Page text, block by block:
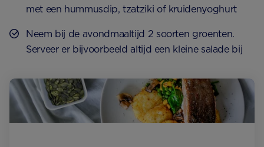
met een hummusdip, tzatziki of kruidenyoghurt
Neem bij de avondmaaltijd 2 soorten groenten.
Serveer er bijvoorbeeld altijd een kleine salade bij